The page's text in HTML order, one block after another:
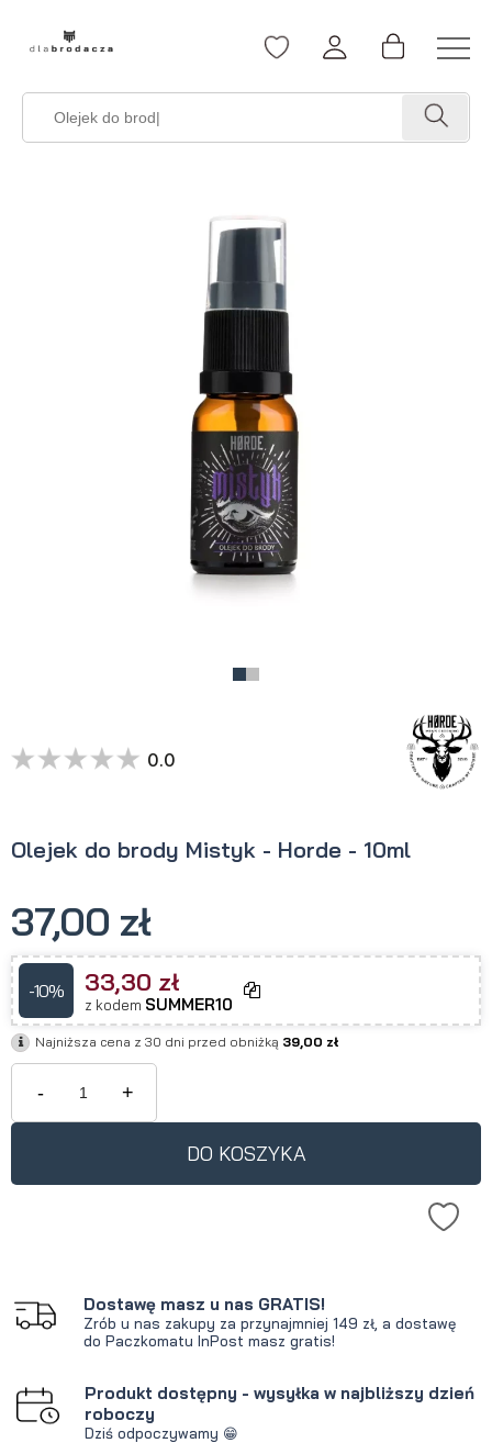
Olejek do brody Mistyk - Horde - 10ml
0.0
37,00 zł
-10% 33,30 zł
z kodem SUMMER10
Najniższa cena z 30 dni przed obniżką 39,00 zł
- +
DO KOSZYKA
Dostawę masz u nas GRATIS!
Zrób u nas zakupy za przynajmniej 149 zł, a dostawę
do Paczkomatu InPost masz gratis!
Produkt dostępny - wysyłka w najbliższy dzień
roboczy
Dziś odpoczywamy 😁